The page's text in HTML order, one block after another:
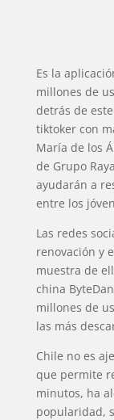
Es la
millones de
detrás de
tiktoker con
María de los
de Grupo
ayudarán a
entre los
Las redes
renovación y
muestra de
china
millones de
las más
Chile no es
que permite
minutos, ha
popularidad,